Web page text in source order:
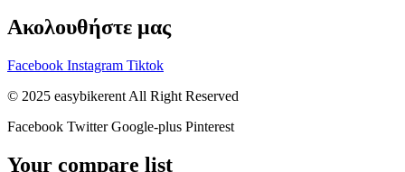
Ακολουθήστε μας
Facebook Instagram Tiktok
© 2025 easybikerent All Right Reserved
Facebook Twitter Google-plus Pinterest
Your compare list